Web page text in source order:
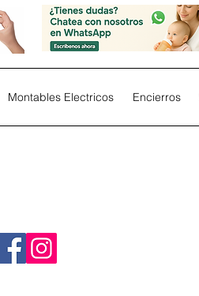
Montables Electricos Encierros